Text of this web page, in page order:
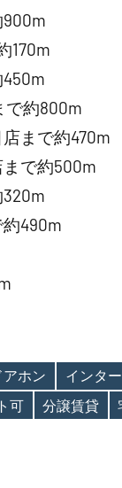
170m
で約800m
まで約470m
で約500m
490m
アホン インタ
可 分譲賃貸